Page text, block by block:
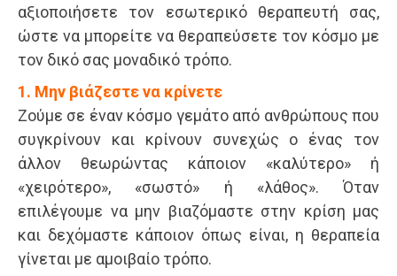
αξιοποιήσετε τον εσωτερικό θεραπευτή σας,
ώστε να μπορείτε να θεραπεύσετε τον κόσμο με
τον δικό σας μοναδικό τρόπο.
1. Μην βιάζεστε να κρίνετε
Ζούμε σε έναν κόσμο γεμάτο από ανθρώπους που
συγκρίνουν και κρίνουν συνεχώς ο ένας τον
άλλον θεωρώντας κάποιον «καλύτερο» ή
«χειρότερο», «σωστό» ή «λάθος». Όταν
επιλέγουμε να μην βιαζόμαστε στην κρίση μας
και δεχόμαστε κάποιον όπως είναι, η θεραπεία
γίνεται με αμοιβαίο τρόπο.